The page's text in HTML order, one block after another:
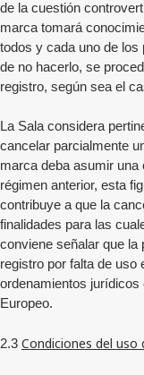
de la cuestión
marca tomará
todos y cada uno de los
de no hacerlo, se
registro, según sea el
La Sala considera
cancelar parcialmente
marca deba asumir una
régimen anterior, esta
contribuye a que la
finalidades para las
conviene señalar que la
registro por falta de uso
ordenamientos
Europeo.
2.3 Condiciones del uso